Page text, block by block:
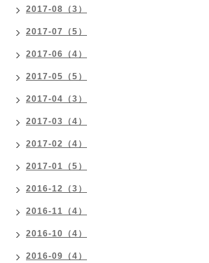
2017-08（3）
2017-07（5）
2017-06（4）
2017-05（5）
2017-04（3）
2017-03（4）
2017-02（4）
2017-01（5）
2016-12（3）
2016-11（4）
2016-10（4）
2016-09（4）